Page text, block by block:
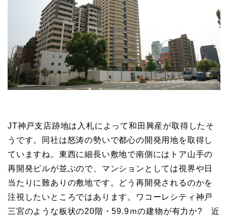
JT神戸支店跡地は入札によって和田興産が取得したそ
うです。同社は怒涛の勢いで都心の開発用地を取得し
ていますね。東西に細長い敷地で南側にはトア山手の
再開発ビルが並ぶので、マンションとしては視界や日
当たりに難ありの敷地です。どう再開発されるのかを
注視したいところではあります。ワコーレシティ神戸
三宮のような板状の20階・59.9ｍの建物が有力か? 近